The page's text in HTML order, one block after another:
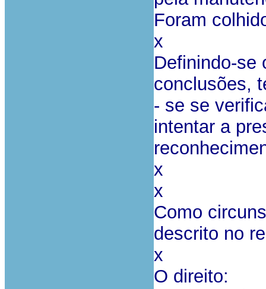
Foram
x
Definindo-se
conclusões,
- se se
intentar a
x
x
Como
descrito no
x
O direito: